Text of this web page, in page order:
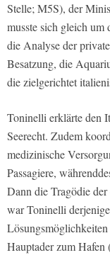
Stelle; M5S), der
musste sich gleich
die Analyse der
Besatzung, die
die zielgerichtet
Toninelli erklärte den
Seerecht. Zudem
medizinische
Passagiere,
Dann die Tragödie
war Toninelli
Hauptader zum Hafen